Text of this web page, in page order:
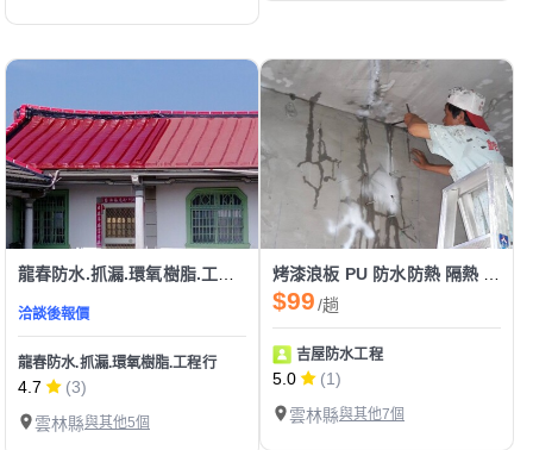
龍春防水.抓漏.環氧樹脂.工程行
洽談後報價
龍春防水.抓漏.環氧樹脂.工程行
4.7
(3)
雲林縣與其他5個
烤漆浪板 PU 防水防熱 隔熱 油漆 抓漏 外牆防水 結構補強
$99/趟
吉屋防水工程
5.0
(1)
雲林縣與其他7個